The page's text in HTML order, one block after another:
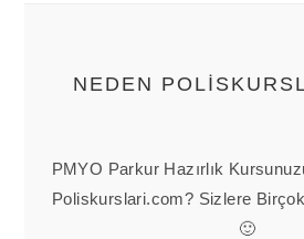
NEDEN
PMYO Parkur Hazırlık
Poliskurslari.com? Sizlere
🙂